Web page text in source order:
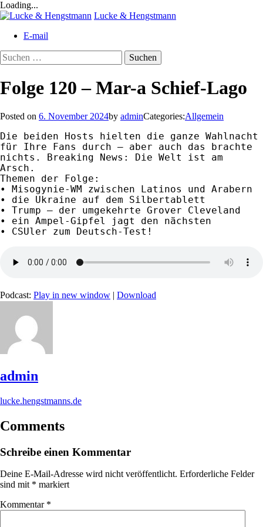
Loading...
Skip
content
Lucke & Hengstmann
E-mail
Suchen
nach:
Folge 120 – Mar-a Schief-Lago
Posted on 6. November 2024by adminCategories:Allgemein
Die beiden Hosts hielten die ganze Wahlnacht
für Ihre Fans durch – aber auch das brachte
nichts. Breaking News: Die Welt ist am
Arsch.
Themen der Folge:
• Misogynie-WM zwischen Latinos und Arabern
• die Ukraine auf dem Silbertablett
• Trump – der umgekehrte Grover Cleveland
• ein Ampel-Gipfel jagt den nächsten
• CSUler zum Deutsch-Test!
Podcast: Play in new window | Download
admin
lucke.hengstmanns.de
Comments
Schreibe einen Kommentar
Deine E-Mail-Adresse wird nicht veröffentlicht. Erforderliche Felder
sind mit * markiert
Kommentar *